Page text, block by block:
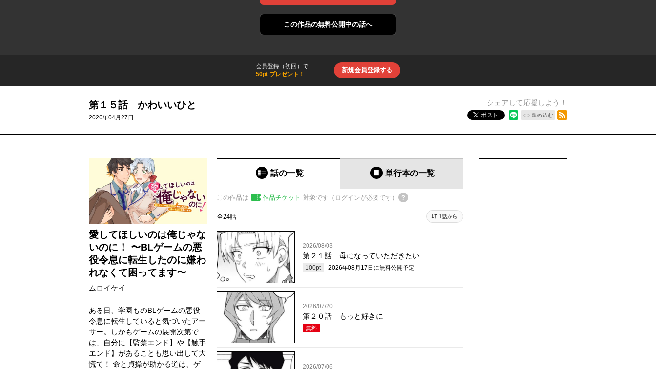
この作品の無料公開中の話へ
会員登録（初回）で
50pt プレゼント！
新規会員登録する
第１５話 かわいいひと
2026年04月27日
シェアして応援しよう！
ポスト 埋め込む
愛してほしいのは俺じゃな
いのに！ 〜BLゲームの悪
役令息に転生したのに嫌わ
れなくて困ってます〜
ムロイケイ
ある日、学園ものBLゲームの悪役
令息に転生していると気づいたアー
サー。しかもゲームの展開次第で
は、自分に【監禁エンド】や【触手
エンド】があることも思い出して大
慌て！ 命と貞操が助かる道は、ゲ
話の一覧 単行本の一覧
この作品は 作品チケット 対象です（ログインが必要です）
全24話 1話から
2026/08/03
第２１話 母になっていただきたい
100pt 2026年08月17日 に無料公開予定
2026/07/20
第２０話 もっと好きに
無料
2026/07/06